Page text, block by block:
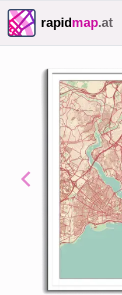
rapidmap.at
Previous